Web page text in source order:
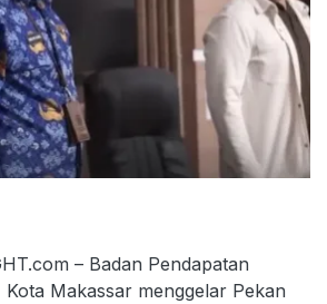
– Badan Pendapatan
Makassar menggelar Pekan